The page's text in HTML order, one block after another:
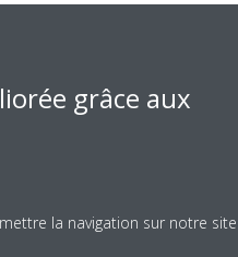
grâce aux
la navigation sur notre